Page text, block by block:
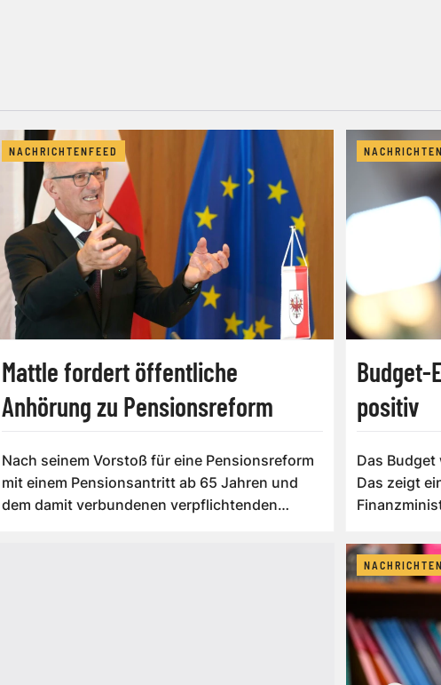
NACHRICHTENFEED
Mattle fordert öffentliche
Anhörung zu Pensionsreform
Nach seinem Vorstoß für eine Pensionsreform
mit einem Pensionsantritt ab 65 Jahren und
dem damit verbundenen verpflichtenden
Budget-
positiv
Das Budget
Das zeigt